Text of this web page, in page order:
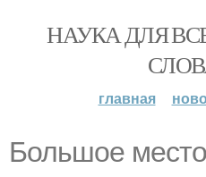
НАУКА ДЛЯ
главная
Большое место